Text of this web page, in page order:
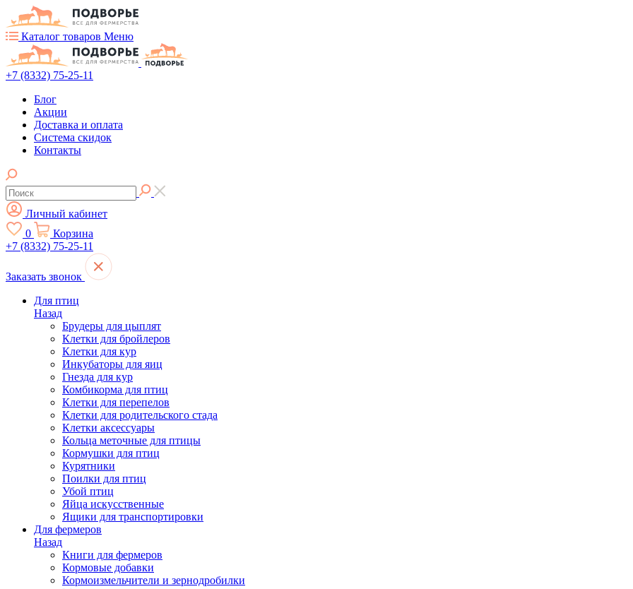
Каталог товаров Меню
+7 (8332) 75-25-11
Блог
Акции
Доставка и оплата
Система скидок
Контакты
Личный кабинет
0
Корзина
+7 (8332) 75-25-11
Заказать звонок
Для птиц
Назад
Брудеры для цыплят
Клетки для бройлеров
Клетки для кур
Инкубаторы для яиц
Гнезда для кур
Комбикорма для птиц
Клетки для перепелов
Клетки для родительского стада
Клетки аксессуары
Кольца меточные для птицы
Кормушки для птиц
Курятники
Поилки для птиц
Убой птиц
Яйца искусственные
Ящики для транспортировки
Для фермеров
Назад
Книги для фермеров
Кормовые добавки
Кормоизмельчители и зернодробилки